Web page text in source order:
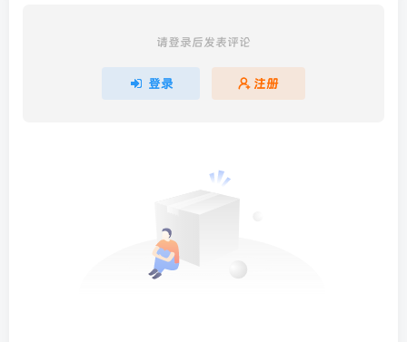
请登录后发表评论
登录 注册